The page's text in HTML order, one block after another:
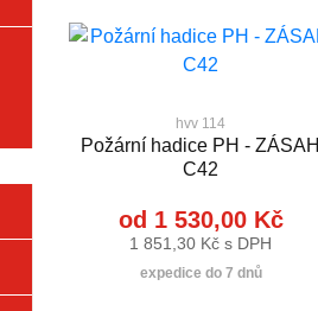
hvv 114
Požární hadice PH - ZÁSAH
C42
od 1 530,00 Kč
1 851,30 Kč s DPH
expedice do 7 dnů